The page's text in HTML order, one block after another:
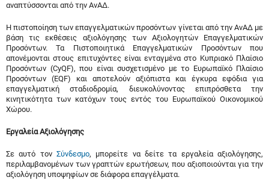
αναπτύσσονται από την ΑνΑΔ.
Η πιστοποίηση των επαγγελματικών προσόντων γίνεται από την ΑνΑΔ με
βάση τις εκθέσεις αξιολόγησης των Αξιολογητών Επαγγελματικών
Προσόντων. Τα Πιστοποιητικά Επαγγελματικών Προσόντων που
απονέμονται στους επιτυχόντες είναι ενταγμένα στο Κυπριακό Πλαίσιο
Προσόντων (CyQF), που είναι συσχετισμένο με το Ευρωπαϊκό Πλαίσιο
Προσόντων (EQF) και αποτελούν αξιόπιστα και έγκυρα εφόδια για
επαγγελματική σταδιοδρομία, διευκολύνοντας επιπρόσθετα την
κινητικότητα των κατόχων τους εντός του Ευρωπαϊκού Οικονομικού
Χώρου.
Εργαλεία Αξιολόγησης
Σε αυτό τον Σύνδεσμο, μπορείτε να δείτε τα εργαλεία αξιολόγησης,
περιλαμβανομένων των γραπτών ερωτήσεων, που αξιοποιούνται για την
αξιολόγηση υποψηφίων σε διάφορα επαγγέλματα.